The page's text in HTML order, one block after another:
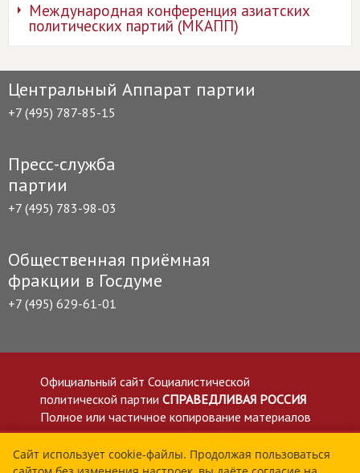
Международная конференция азиатских
политических партий (МКАПП)
Центральный Аппарат партии
+7 (495) 787-85-15
Пресс-служба
партии
+7 (495) 783-98-03
Общественная приёмная
фракции в Госдуме
+7 (495) 629-61-01
Официальный сайт Социалистической
политической партии СПРАВЕДЛИВАЯ РОССИЯ
Полное или частичное копирование материалов
приветствуется со ссылкой на сайт spravedlivo.ru
Политика в отношении обработки персональных
Сайт использует cookie-файлы. Продолжая пользоваться